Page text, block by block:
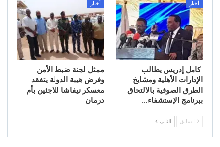
أخبار
كامل إدريس يطالب
الإدارات الأهلية ومشايخ
الطرق الصوفية بالالتحاق
ببرنامج الإستشفاء…
أخبار
ممثل لجنة ضبط الأمن
وفرض هيبة الدولة يتفقد
معسكر نيفاشا للاجئين بأم
درمان
السابق التالي